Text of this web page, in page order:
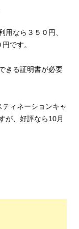
用なら３５０円、
です。
きる証明書が必要
ィネーションキャ
が、好評なら10月